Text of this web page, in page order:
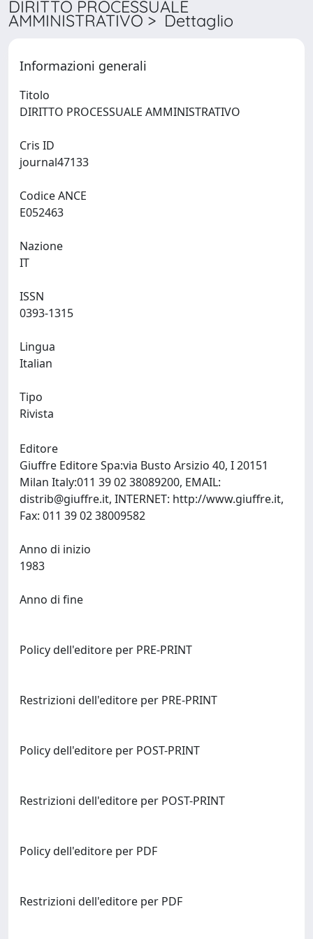
DIRITTO PROCESSUALE
AMMINISTRATIVO > Dettaglio
Informazioni generali
Titolo
Cris ID
Codice ANCE
Nazione
ISSN
Lingua
Tipo
Rivista
Editore
Giuffre Editore Spa:via Busto Arsizio 40, I 20151
Milan Italy:011 39 02 38089200, EMAIL:
distrib@giuffre.it, INTERNET: http://www.giuffre.it,
Anno di inizio
Anno di fine
Policy dell'editore per PRE-PRINT
Restrizioni dell'editore per PRE-PRINT
Policy dell'editore per POST-PRINT
Restrizioni dell'editore per POST-PRINT
Policy dell'editore per PDF
Restrizioni dell'editore per PDF